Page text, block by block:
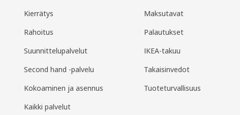
Kierrätys
Rahoitus
Suunnittelupalvelut
Second hand -palvelu
Kokoaminen ja asennus
Kaikki palvelut
Maksutavat
Palautukset
IKEA-takuu
Takaisinvedot
Tuoteturvallisuus